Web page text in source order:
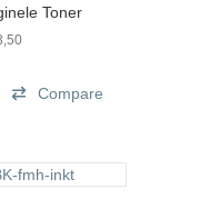
de
Toner
Prijsklasse:
€ 83,50
productCompare